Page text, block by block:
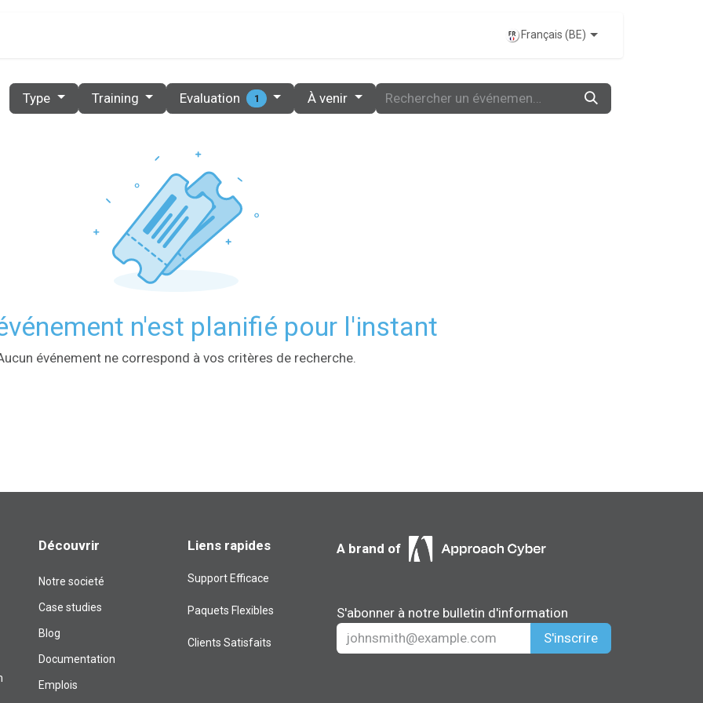
Français (BE)
Type Training Evaluation 1 À venir
n'est planifié pour l'instant
événement ne correspond à vos critères de recherche.
Découvrir
Notre societé
Case studies
Blog​
Documentation
Emplois
Liens rapides
Support Efficace
Paquets Flexibles
Clients Satisfaits
A brand of
S'abonner à notre bulletin d'information
S'inscrire